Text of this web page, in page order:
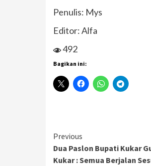
Penulis: Mys
Editor: Alfa
492
Bagikan ini:
Continue
Reading
Previous
Dua Paslon Bupati Kukar
Kukar : Semua Berjalan